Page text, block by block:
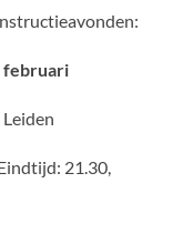
februari
21.30,